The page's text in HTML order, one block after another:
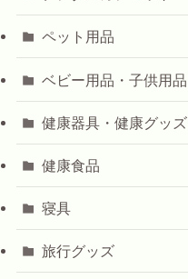
ペット用品
ベビー用品・子供用品
健康器具・健康グッズ
健康食品
寝具
旅行グッズ